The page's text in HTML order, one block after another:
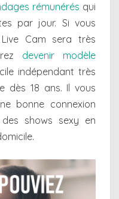
rémunérés qui
par jour. Si vous
Cam sera très
devenir modèle
indépendant très
dès 18 ans. Il vous
bonne connexion
shows sexy en